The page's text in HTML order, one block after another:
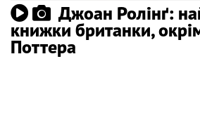
Джоан Ролінґ:
книжки британки,
Поттера